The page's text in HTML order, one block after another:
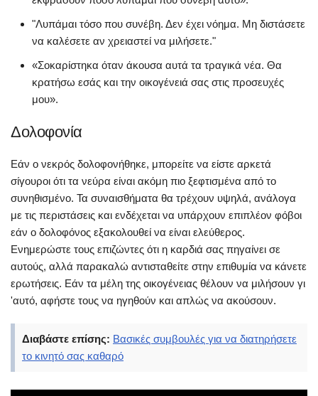
"Λυπάμαι τόσο που συνέβη. Δεν έχει νόημα. Μη διστάσετε
να καλέσετε αν χρειαστεί να μιλήσετε."
«Σοκαρίστηκα όταν άκουσα αυτά τα τραγικά νέα. Θα
κρατήσω εσάς και την οικογένειά σας στις προσευχές
μου».
Δολοφονία
Εάν ο νεκρός δολοφονήθηκε, μπορείτε να είστε αρκετά
σίγουροι ότι τα νεύρα είναι ακόμη πιο ξεφτισμένα από το
συνηθισμένο. Τα συναισθήματα θα τρέχουν υψηλά, ανάλογα
με τις περιστάσεις και ενδέχεται να υπάρχουν επιπλέον φόβοι
εάν ο δολοφόνος εξακολουθεί να είναι ελεύθερος.
Ενημερώστε τους επιζώντες ότι η καρδιά σας πηγαίνει σε
αυτούς, αλλά παρακαλώ αντισταθείτε στην επιθυμία να κάνετε
ερωτήσεις. Εάν τα μέλη της οικογένειας θέλουν να μιλήσουν γι
'αυτό, αφήστε τους να ηγηθούν και απλώς να ακούσουν.
Διαβάστε επίσης: Βασικές συμβουλές για να διατηρήσετε
το κινητό σας καθαρό